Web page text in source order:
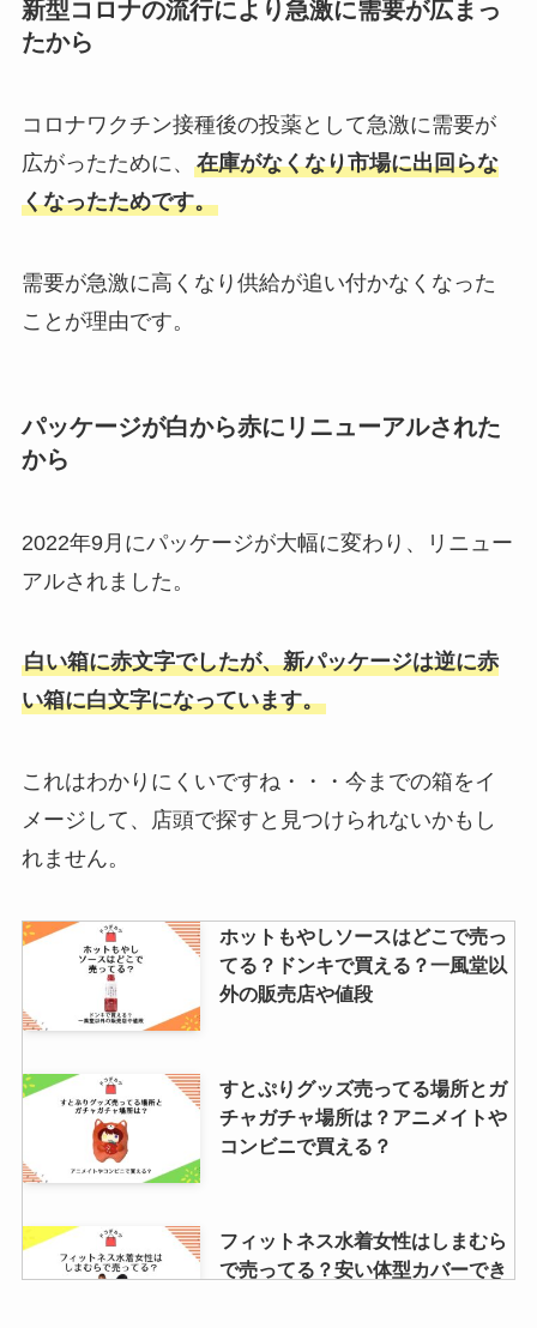
と代用品も調査！
アイプチはどこで売ってる？コン
ビニ・ドラッグストア・ダイソー
など販売店を調査！
新型コロナの流行により急激に需要が広まっ
たから
コロナワクチン接種後の投薬として急激に需要が
広がったために、 在庫がなくなり市場に出回らな
くなったためです。
需要が急激に高くなり供給が追い付かなくなった
ことが理由です。
パッケージが白から赤にリニューアルされた
から
2022年9月にパッケージが大幅に変わり、リニュー
アルされました。
白い箱に赤文字でしたが、新パッケージは逆に赤
い箱に白文字になっています。
これはわかりにくいですね・・・今までの箱をイ
メージして、店頭で探すと見つけられないかもし
れません。
ホットもやしソースはどこで売っ
てる？ドンキで買える？一風堂以
外の販売店や値段
すとぷりグッズ売ってる場所とガ
チャガチャ場所は？アニメイトや
コンビニで買える？
フィットネス水着女性はしまむら
で売ってる？安い体型カバーでき